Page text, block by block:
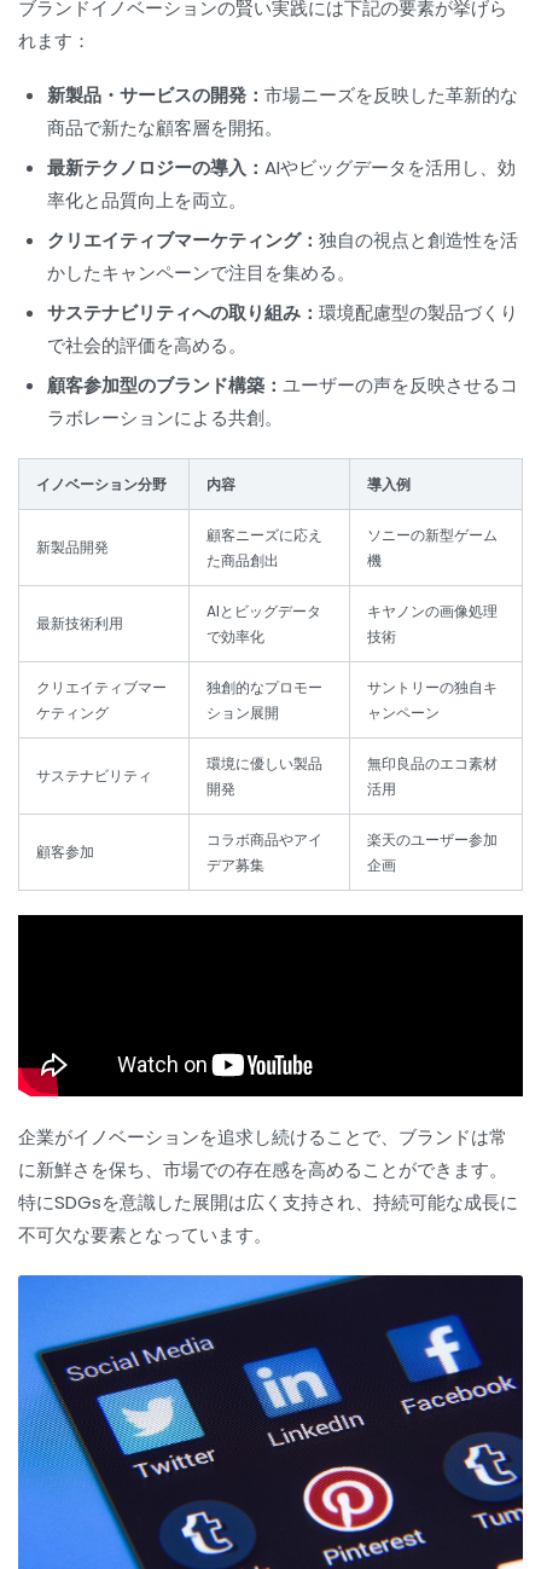
ブランドイノベーションの賢い実践には下記の要素が挙げら
れます：
新製品・サービスの開発： 市場ニーズを反映した革新的な
商品で新たな顧客層を開拓。
最新テクノロジーの導入： AIやビッグデータを活用し、効
率化と品質向上を両立。
クリエイティブマーケティング： 独自の視点と創造性を活
かしたキャンペーンで注目を集める。
サステナビリティへの取り組み： 環境配慮型の製品づくり
で社会的評価を高める。
顧客参加型のブランド構築： ユーザーの声を反映させるコ
ラボレーションによる共創。
イノベーション分野 内容 導入例
新製品開発
顧客ニーズに応え
た商品創出
ソニーの新型ゲーム
機
最新技術利用
AIとビッグデータ
で効率化
キヤノンの画像処理
技術
クリエイティブマー
ケティング
独創的なプロモー
ション展開
サントリーの独自キ
ャンペーン
サステナビリティ
環境に優しい製品
開発
無印良品のエコ素材
活用
顧客参加
コラボ商品やアイ
デア募集
楽天のユーザー参加
企画
企業がイノベーションを追求し続けることで、ブランドは常
に新鮮さを保ち、市場での存在感を高めることができます。
特にSDGsを意識した展開は広く支持され、持続可能な成長に
不可欠な要素となっています。